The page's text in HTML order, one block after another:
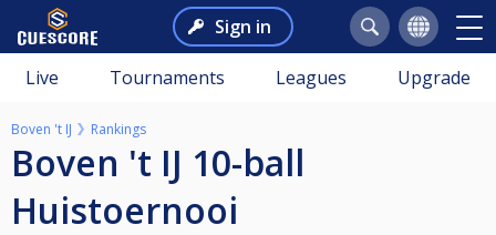
Sign in
Live Tournaments Leagues Upgrade
Boven 't IJ Rankings
Boven 't IJ 10-ball
Huistoernooi